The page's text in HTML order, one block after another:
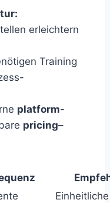
erleichtern
Training
platform-
pricing–
Einheitliche